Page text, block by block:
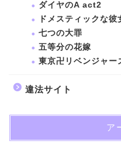
ダイヤのA act2
ドメスティックな彼
七つの大罪
五等分の花嫁
東京卍リベンジャー
違法サイト
ア